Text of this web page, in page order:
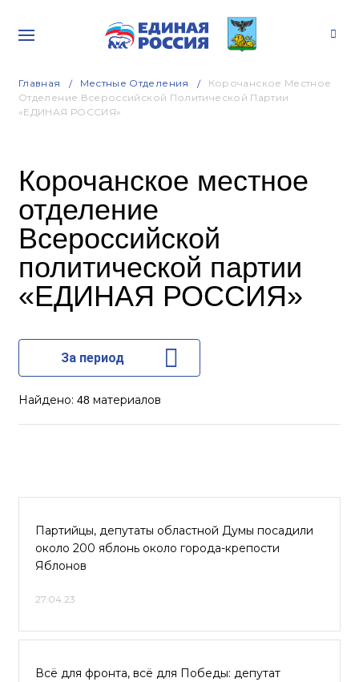
Главная Местные Отделения
Корочанское Местное
Отделение Всероссийской Политической Партии
«ЕДИНАЯ РОССИЯ»
Корочанское местное
отделение
Всероссийской
политической партии
«ЕДИНАЯ РОССИЯ»
За период
Найдено: 48 материалов
Партийцы, депутаты областной Думы посадили
около 200 яблонь около города-крепости
Яблонов
27.04.23
Всё для фронта, всё для Победы: депутат